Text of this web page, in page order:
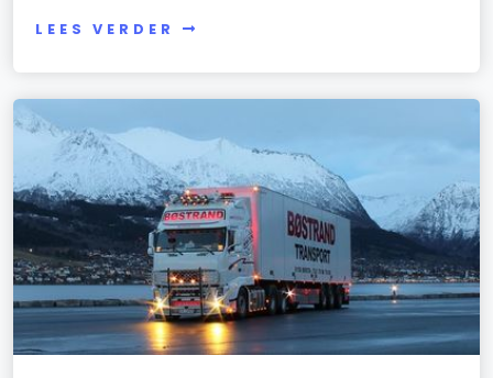
LEES VERDER